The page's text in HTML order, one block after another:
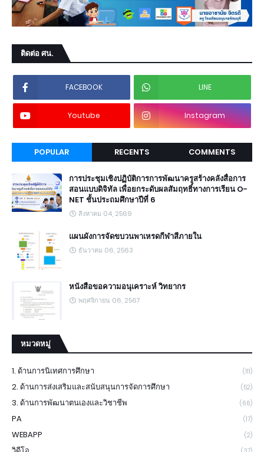
ติดต่อ ศน.
FACEBOOK LINE
Youtube Instagram
POPULAR RECENTS COMMENTS
การประชุมเชิงปฏิบัติการการพัฒนาครูสร้างคลังสื่อการ
สอนแบบดิจิทัล เพื่อยกระดับผลสัมฤทธิ์ทางการเรียน O-
NET ชั้นประถมศึกษาปีที่ 6
สิงหาคม 04, 2569
แผนผังการจัดขบวนพาเหรดกีฬาสีภายใน
ธันวาคม 06, 2563
หนังสือขอความอนุเคราะห์ วิทยากร
พฤศจิกายน 06, 2567
หมวดหมู่
1. ด้านการนิเทศการศึกษา (111)
2. ด้านการส่งเสริมและสนับสนุนการจัดการศึกษา (52)
3. ด้านการพัฒนาตนเองและวิชาชีพ (66)
PA (17)
WEBAPP (2)